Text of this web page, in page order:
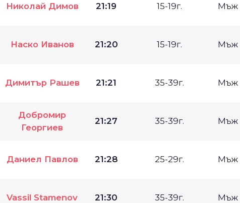
Николай Димов 21:19 15-19г. Мъж
Наско Иванов 21:20 15-19г. Мъж
Димитър Рашев 21:21 35-39г. Мъж
Добромир
Георгиев
21:27 35-39г. Мъж
Даниел Павлов 21:28 25-29г. Мъж
Vassil Stamenov 21:30 35-39г. Мъж